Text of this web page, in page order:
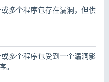
多个程序包存在漏洞，但供
多个程序包受到一个漏洞影
。